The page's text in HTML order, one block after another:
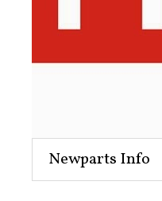
Newparts Info